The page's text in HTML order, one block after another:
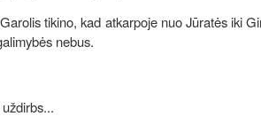
tikino, kad atkarpoje nuo Jūratės iki
nebus.